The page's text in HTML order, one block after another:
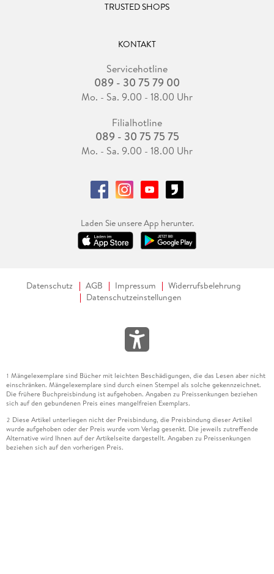
TRUSTED SHOPS
KONTAKT
Servicehotline
089 - 30 75 79 00
Mo. - Sa. 9.00 - 18.00 Uhr
Filialhotline
089 - 30 75 75 75
Mo. - Sa. 9.00 - 18.00 Uhr
Laden Sie unsere App herunter.
Datenschutz AGB Impressum
Widerrufsbelehrung
Datenschutzeinstellungen
1 Mängelexemplare sind Bücher mit leichten Beschädigungen, die das Lesen aber nicht
einschränken. Mängelexemplare sind durch einen Stempel als solche gekennzeichnet.
Die frühere Buchpreisbindung ist aufgehoben. Angaben zu Preissenkungen beziehen
sich auf den gebundenen Preis eines mangelfreien Exemplars.
2 Diese Artikel unterliegen nicht der Preisbindung, die Preisbindung dieser Artikel
wurde aufgehoben oder der Preis wurde vom Verlag gesenkt. Die jeweils zutreffende
Alternative wird Ihnen auf der Artikelseite dargestellt. Angaben zu Preissenkungen
beziehen sich auf den vorherigen Preis.